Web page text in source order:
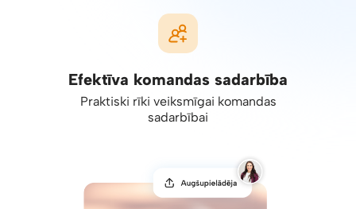
Efektīva komandas sadarbība
Praktiski rīki veiksmīgai komandas
sadarbībai